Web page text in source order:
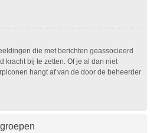
die met berichten geassocieerd
kracht bij te zetten. Of je al dan niet
hangt af van de door de beheerder